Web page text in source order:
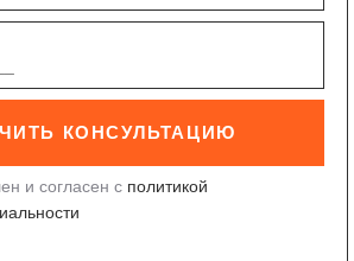
КОНСУЛЬТАЦИЮ
и согласен с политикой